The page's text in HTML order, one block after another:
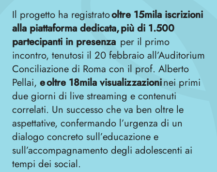
Il progetto ha registratooltre 15mila iscrizioni
alla piattaforma dedicata, più di 1.500
partecipanti in presenza per il primo
incontro, tenutosi il 20 febbraio all’Auditorium
Conciliazione di Roma con il prof. Alberto
Pellai, e oltre 18mila visualizzazioninei primi
due giorni di live streaming e contenuti
correlati. Un successo che va ben oltre le
aspettative, confermando l’urgenza di un
dialogo concreto sull’educazione e
sull’accompagnamento degli adolescenti ai
tempi dei social.